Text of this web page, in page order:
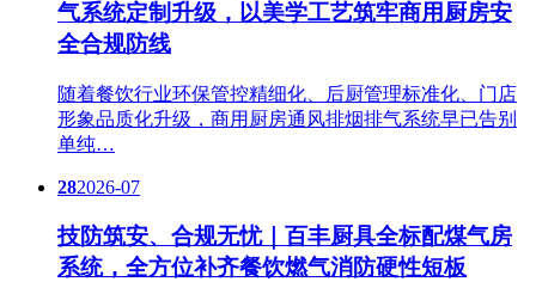
气系统定制升级，以美学工艺筑牢商用厨房安
全合规防线
随着餐饮行业环保管控精细化、后厨管理标准化、门店
形象品质化升级，商用厨房通风排烟排气系统早已告别
单纯…
282026-07
技防筑安、合规无忧｜百丰厨具全标配煤气房
系统，全方位补齐餐饮燃气消防硬性短板